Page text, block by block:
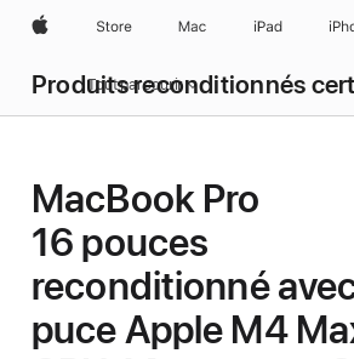
AppleStore Mac iPad
Produits reconditionnés
Tout parcourir
MacBook Pro
16 pouces
reconditionné
puce Apple M4